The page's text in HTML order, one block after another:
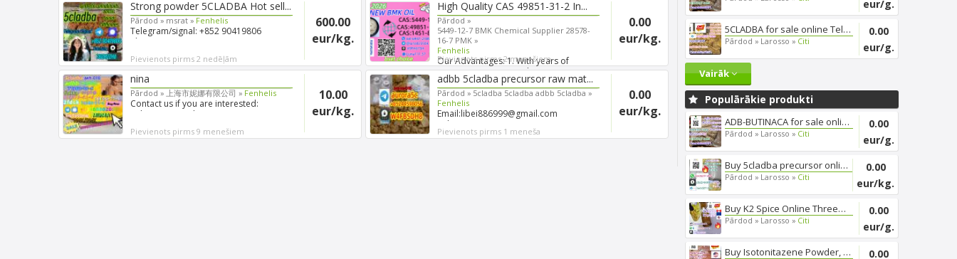
Strong powder 5CLADBA Hot sell...
Pārdod » msrat » Fenhelis
Telegram/signal: +852 90419806
ThreeMa: 78ZM2ZH8 New raw m...
Pievienots pirms 2 nedēļām
600.00
eur/kg.
High Quality CAS 49851-31-2 In...
Pārdod »
5449-12-7 BMK Chemical Supplier 28578-
16-7 PMK »
Fenhelis
Our Advantages: 1. With years of
experience in export shippi...
Pievienots pirms 2 menešiem
0.00
eur/kg.
nina
Pārdod » 上海市妮娜有限公司 » Fenhelis
Contact us if you are interested:
Telegram/Signal: +85365302...
Pievienots pirms 9 menešiem
10.00
eur/kg.
adbb 5cladba precursor raw mat...
Pārdod » 5cladba 5cladba adbb 5cladba »
Fenhelis
Email:libei886999@gmail.com
Telegram: aurora5c (+852 445980...
Pievienots pirms 1 meneša
0.00
eur/kg.
eur/g.
5CLADBA for sale online Telegr...
Pārdod » Larosso » Citi
0.00
eur/g.
Vairāk
Populārākie produkti
ADB-BUTINACA for sale online, ...
Pārdod » Larosso » Citi
0.00
eur/g.
Buy 5cladba precursor online, ...
Pārdod » Larosso » Citi
0.00
eur/kg.
Buy K2 Spice Online Threema_ZX...
Pārdod » Larosso » Citi
0.00
eur/g.
Buy Isotonitazene Powder, Thre... 0.00